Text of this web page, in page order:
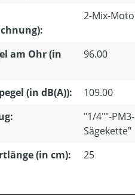
2-Mix-
am Ohr (in
96.00
(in dB(A)):
109.00
"1/4""-PM3-
Sägekette"
(in cm):
25